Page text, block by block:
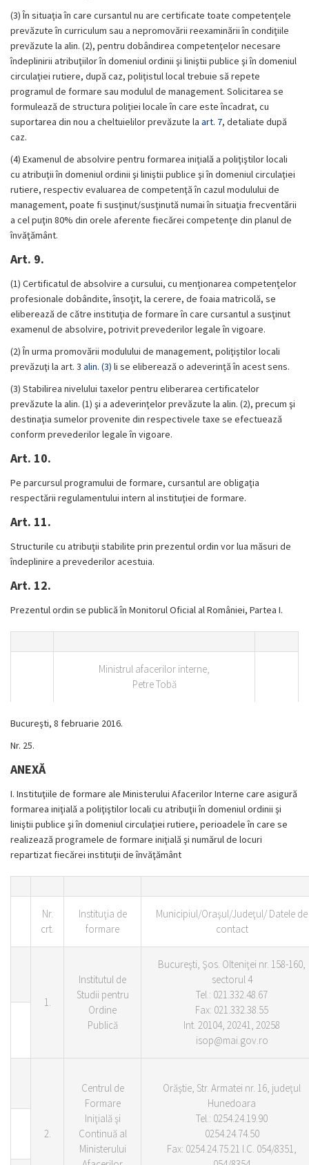
(3) În situaţia în care cursantul nu are certificate toate competenţele
prevăzute în curriculum sau a nepromovării reexaminării în condiţiile
prevăzute la alin. (2), pentru dobândirea competenţelor necesare
îndeplinirii atribuţiilor în domeniul ordinii şi liniştii publice şi în domeniul
circulaţiei rutiere, după caz, poliţistul local trebuie să repete
programul de formare sau modulul de management. Solicitarea se
formulează de structura poliţiei locale în care este încadrat, cu
suportarea din nou a cheltuielilor prevăzute la art. 7, detaliate după
caz.
(4) Examenul de absolvire pentru formarea iniţială a poliţiştilor locali
cu atribuţii în domeniul ordinii şi liniştii publice şi în domeniul circulaţiei
rutiere, respectiv evaluarea de competenţă în cazul modulului de
management, poate fi susţinut/susţinută numai în situaţia frecventării
a cel puţin 80% din orele aferente fiecărei competenţe din planul de
învăţământ.
Art. 9.
(1) Certificatul de absolvire a cursului, cu menţionarea competenţelor
profesionale dobândite, însoţit, la cerere, de foaia matricolă, se
eliberează de către instituţia de formare în care cursantul a susţinut
examenul de absolvire, potrivit prevederilor legale în vigoare.
(2) În urma promovării modulului de management, poliţiştilor locali
prevăzuţi la art. 3 alin. (3) li se eliberează o adeverinţă în acest sens.
(3) Stabilirea nivelului taxelor pentru eliberarea certificatelor
prevăzute la alin. (1) şi a adeverinţelor prevăzute la alin. (2), precum şi
destinaţia sumelor provenite din respectivele taxe se efectuează
conform prevederilor legale în vigoare.
Art. 10.
Pe parcursul programului de formare, cursantul are obligaţia
respectării regulamentului intern al instituţiei de formare.
Art. 11.
Structurile cu atribuţii stabilite prin prezentul ordin vor lua măsuri de
îndeplinire a prevederilor acestuia.
Art. 12.
Prezentul ordin se publică în Monitorul Oficial al României, Partea I.
Ministrul afacerilor interne,
Petre Tobă
Bucureşti, 8 februarie 2016.
Nr. 25.
ANEXĂ
I. Instituţiile de formare ale Ministerului Afacerilor Interne care asigură
formarea iniţială a poliţiştilor locali cu atribuţii în domeniul ordinii şi
liniştii publice şi în domeniul circulaţiei rutiere, perioadele în care se
realizează programele de formare iniţială şi numărul de locuri
repartizat fiecărei instituţii de învăţământ
Nr.
crt.
Instituţia de
formare
Municipiul/Oraşul/Judeţul/ Datele de
contact
1.
Institutul de
Studii pentru
Ordine
Publică
Bucureşti, Şos. Olteniţei nr. 158-160,
sectorul 4
Tel.: 021.332.48.67
Fax: 021.332.38.55
Int. 20104, 20241, 20258
isop@mai.gov.ro
2.
Centrul de
Formare
Iniţială şi
Continuă al
Ministerului
Orăştie, Str. Armatei nr. 16, judeţul
Hunedoara
Tel.: 0254.24.19.90
0254.24.74.50
Fax: 0254.24.75.21 I.C. 054/8351,